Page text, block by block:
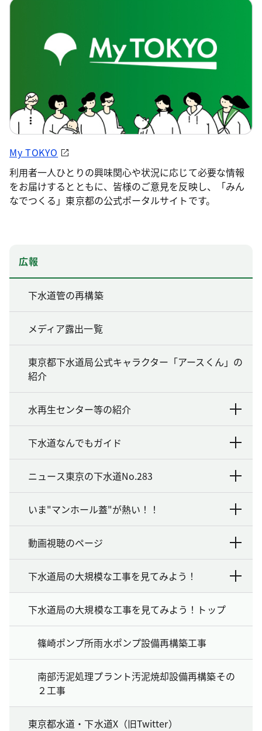
My TOKYO
利用者一人ひとりの興味関心や状況に応じて必要な情報
をお届けするとともに、皆様のご意見を反映し、「みん
なでつくる」東京都の公式ポータルサイトです。
広報
下水道管の再構築
メディア露出一覧
東京都下水道局公式キャラクター「アースくん」の
紹介
水再生センター等の紹介
下水道なんでもガイド
ニュース東京の下水道No.283
いま"マンホール蓋"が熱い！！
動画視聴のページ
下水道局の大規模な工事を見てみよう！
下水道局の大規模な工事を見てみよう！トップ
篠崎ポンプ所雨水ポンプ設備再構築工事
南部汚泥処理プラント汚泥焼却設備再構築その
２工事
東京都水道・下水道X（旧Twitter）